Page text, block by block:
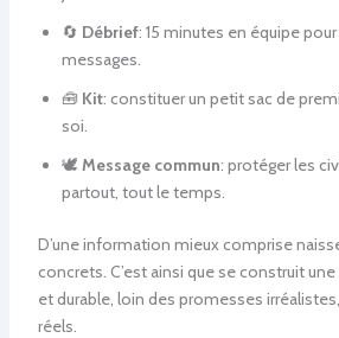
🔄 Débrief: 15 minutes en équipe
messages.
🧰 Kit: constituer un petit sac de
soi.
🕊️ Message commun: protéger les
partout, tout le temps.
D’une information mieux comprise
concrets. C’est ainsi que se construit une
et durable, loin des promesses
réels.